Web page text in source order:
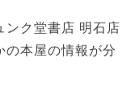
ンク堂書店 明石店
の本屋の情報が分